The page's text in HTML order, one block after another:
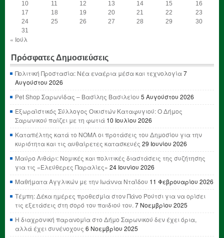
10
11 12 13 14 15
16
17
18 19 20 21 22
23
24
25 26 27 28 29
30
31
« Ιούλ
Πρόσφατες Δημοσιεύσεις
Πολιτική Προστασία: Νέα εναέρια μέσα και τεχνολογία7
Αυγούστου 2026
Pet Shop Σαρωνίδας – Βασίλης Βασιλείου 5 Αυγούστου 2026
Εξωραϊστικός Σύλλογος Οικιστών Καταφυγιού: Ο Δήμος
Σαρωνικού παίζει με τη φωτιά 10 Ιουλίου 2026
Καταπέλτης κατά το ΝΟΜΛ οι προτάσεις του Δημοσίου για την
κυριότητα και τις αυθαίρετες κατασκευές 29 Ιουνίου 2026
Μαύρο Λιθάρι: Νομικές και πολιτικές διαστάσεις της συζήτησης
για τις «Ελεύθερες Παραλίες» 24 Ιουνίου 2026
Μαθήματα Αγγλικών με την Ιωάννα Νταΐδου 11 Φεβρουαρίου 2026
Τέμπη: Δέκα ημέρες προθεσμία στον Πάνο Ρούτσι για να ορίσει
τις εξετάσεις στη σορό του παιδιού του. 7 Νοεμβρίου 2025
Η διαχρονική παρανομία στο Δήμο Σαρωνικού δεν έχει όρια,
αλλά έχει συνένοχους 6 Νοεμβρίου 2025